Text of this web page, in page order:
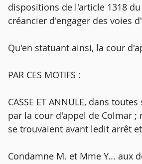
dispositions de l'article 1318
créancier d'engager des voies
Qu'en statuant ainsi, la cour
PAR CES MOTIFS :
CASSE ET ANNULE, dans
par la cour d'appel de Colmar ;
se trouvaient avant ledit arrêt
Condamne M. et Mme Y... aux